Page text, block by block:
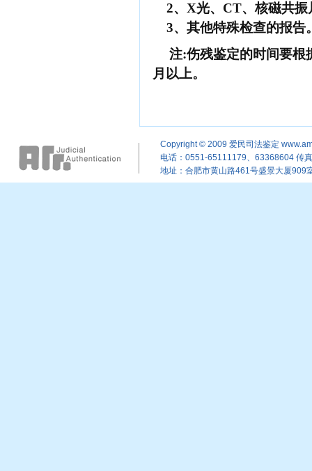
2、X光、CT、核磁共振
3、其他特殊检查的报告
注:伤残鉴定的时间要
月以上。
Copyright © 2009 爱民司法鉴定
电话：0551-65111179、63368604 传
地址：合肥市黄山路461号盛景大厦909